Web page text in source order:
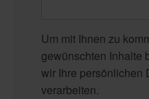
Um mit Ihnen zu
gewünschten Inhalte
wir Ihre persönlichen
verarbeiten.